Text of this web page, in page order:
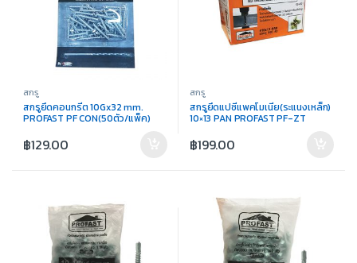
สกรู
สกรูยึดคอนกรีต 10Gx32 mm.
PROFAST PF CON(50ตัว/แพ็ค)
฿129.00
สกรู
สกรูยึดแปซีแพคโมเนีย(ระแนงเหล็ก)
10×13 PAN PROFAST PF-ZT
฿199.00